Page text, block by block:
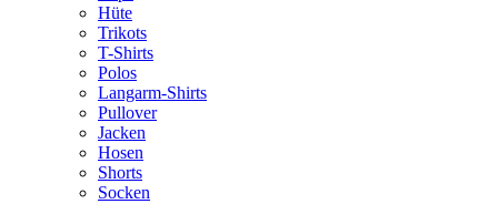
Hüte
Trikots
T-Shirts
Polos
Langarm-Shirts
Pullover
Jacken
Hosen
Shorts
Socken